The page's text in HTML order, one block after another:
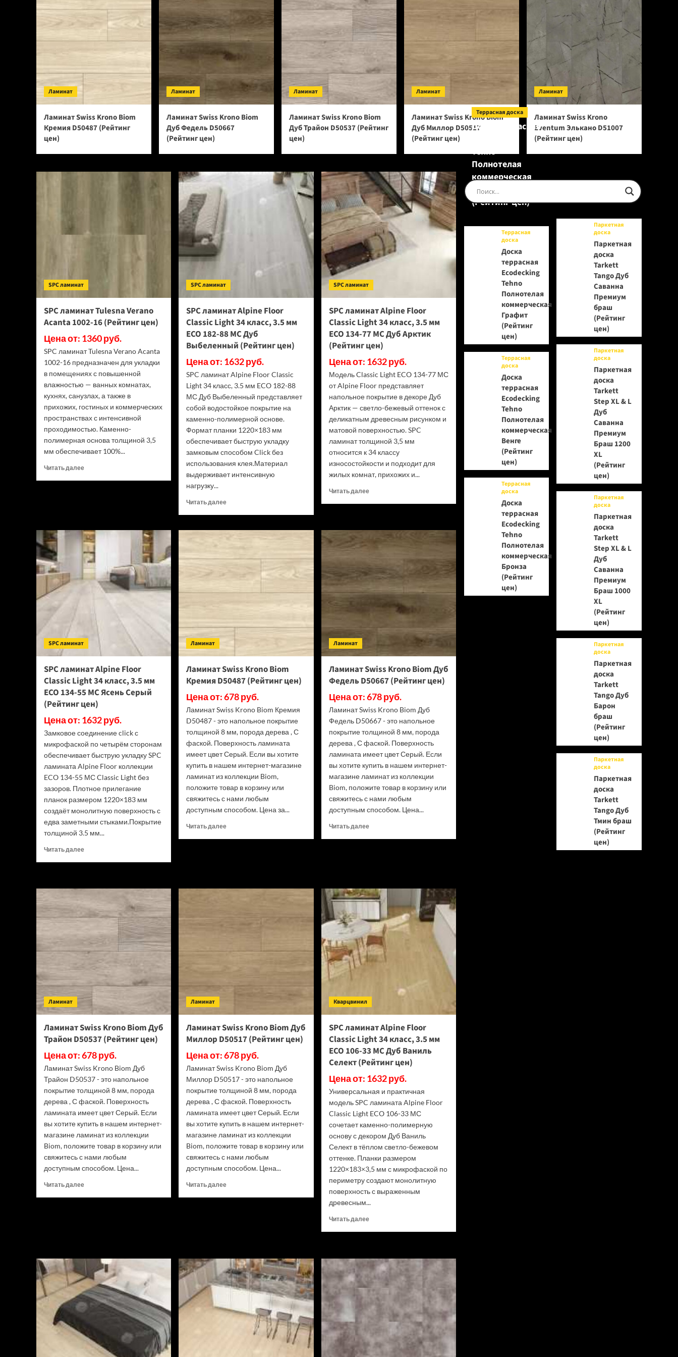
Ламинат
Ламинат Swiss Krono Biom
Кремия D50487 (Рейтинг
цен)
Ламинат
Ламинат Swiss Krono Biom
Дуб Федель D50667
(Рейтинг цен)
Ламинат
Ламинат Swiss Krono Biom
Дуб Трайон D50537 (Рейтинг
цен)
Ламинат
Ламинат Swiss Krono Biom
Дуб Миллор D50517
(Рейтинг цен)
Ламинат
Ламинат Swiss Krono
Eventum Элькано D51007
(Рейтинг цен)
SPC ламинат
SPC ламинат Tulesna Verano
Acanta 1002-16 (Рейтинг цен)
Цена от: 1360 руб.
SPC ламинат Tulesna Verano Acanta
1002-16 предназначен для укладки
в помещениях с повышенной
влажностью — ванных комнатах,
кухнях, санузлах, а также в
прихожих, гостиных и коммерческих
пространствах с интенсивной
проходимостью. Каменно-
полимерная основа толщиной 3,5
мм обеспечивает 100%...
Читать далееПрочитать
Acanta
1002-
16
(Рейтинг
цен)
SPC ламинат
SPC ламинат Alpine Floor
Classic Light 34 класс, 3.5 мм
ECO 182-88 МС Дуб
Выбеленный (Рейтинг цен)
Цена от: 1632 руб.
SPC ламинат Alpine Floor Classic
Light 34 класс, 3.5 мм ECO 182-88
МС Дуб Выбеленный представляет
собой водостойкое покрытие на
каменно-полимерной основе.
Формат планки 1220×183 мм
обеспечивает быструю укладку
замковым способом Click без
использования клея.Материал
выдерживает интенсивную
нагрузку...
Читать далееПрочитать
SPC
ламинат
Floor
ECO
88
Дуб
Выбеленный
(Рейтинг
цен)
SPC ламинат
SPC ламинат Alpine Floor
Classic Light 34 класс, 3.5 мм
ECO 134-77 МС Дуб Арктик
(Рейтинг цен)
Цена от: 1632 руб.
Модель Classic Light ECO 134-77 МС
от Alpine Floor представляет
напольное покрытие в декоре Дуб
Арктик — светло-бежевый оттенок с
деликатным древесным рисунком и
матовой поверхностью. SPC
ламинат толщиной 3,5 мм
относится к 34 классу
износостойкости и подходит для
жилых комнат, прихожих и...
Читать далееПрочитать
Alpine
Light
34
3.5
(Рейтинг
цен)
SPC ламинат
SPC ламинат Alpine Floor
Classic Light 34 класс, 3.5 мм
ECO 134-55 МС Ясень Серый
(Рейтинг цен)
Цена от: 1632 руб.
Замковое соединение click с
микрофаской по четырём сторонам
обеспечивает быструю укладку SPC
ламината Alpine Floor коллекции
ECO 134-55 МС Classic Light без
зазоров. Плотное прилегание
планок размером 1220×183 мм
создаёт монолитную поверхность с
едва заметными стыками.Покрытие
толщиной 3.5 мм...
Читать далееПрочитать
Classic
класс,
3.5
МС
Ясень
(Рейтинг
цен)
Ламинат
Ламинат Swiss Krono Biom
Кремия D50487 (Рейтинг цен)
Цена от: 678 руб.
Ламинат Swiss Krono Biom Кремия
D50487 - это напольное покрытие
толщиной 8 мм, порода дерева , С
фаской. Поверхность ламината
имеет цвет Серый. Если вы хотите
купить в нашем интернет-магазине
ламинат из коллекции Biom,
положите товар в корзину или
свяжитесь с нами любым
доступным способом. Цена за...
Читать далееПрочитать
D50487
Ламинат
Ламинат Swiss Krono Biom Дуб
Федель D50667 (Рейтинг цен)
Цена от: 678 руб.
Ламинат Swiss Krono Biom Дуб
Федель D50667 - это напольное
покрытие толщиной 8 мм, порода
дерева , С фаской. Поверхность
ламината имеет цвет Серый. Если
вы хотите купить в нашем интернет-
магазине ламинат из коллекции
Biom, положите товар в корзину или
свяжитесь с нами любым
доступным способом. Цена...
Читать далееПрочитать
Дуб
Федель
D50667
(Рейтинг
цен)
Ламинат
Ламинат Swiss Krono Biom Дуб
Трайон D50537 (Рейтинг цен)
Цена от: 678 руб.
Ламинат Swiss Krono Biom Дуб
Трайон D50537 - это напольное
покрытие толщиной 8 мм, порода
дерева , С фаской. Поверхность
ламината имеет цвет Серый. Если
вы хотите купить в нашем интернет-
магазине ламинат из коллекции
Biom, положите товар в корзину или
свяжитесь с нами любым
доступным способом. Цена...
Читать далееПрочитать
Трайон
D50537
(Рейтинг
цен)
Ламинат
Ламинат Swiss Krono Biom Дуб
Миллор D50517 (Рейтинг цен)
Цена от: 678 руб.
Ламинат Swiss Krono Biom Дуб
Миллор D50517 - это напольное
покрытие толщиной 8 мм, порода
дерева , С фаской. Поверхность
ламината имеет цвет Серый. Если
вы хотите купить в нашем интернет-
магазине ламинат из коллекции
Biom, положите товар в корзину или
свяжитесь с нами любым
доступным способом. Цена...
Читать далееПрочитать
Миллор
D50517
(Рейтинг
цен)
Кварцвинил
SPC ламинат Alpine Floor
Classic Light 34 класс, 3.5 мм
ECO 106-33 МС Дуб Ваниль
Селект (Рейтинг цен)
Цена от: 1632 руб.
Универсальная и практичная
модель SPC ламината Alpine Floor
Classic Light ECO 106-33 МС
сочетает каменно-полимерную
основу с декором Дуб Ваниль
Селект в тёплом светло-бежевом
оттенке. Планки размером
1220×183×3,5 мм с микрофаской по
периметру создают монолитную
поверхность с выраженным
древесным...
Читать далееПрочитать
Alpine
Floor
Classic
34
мм
ECO
Террасная доска
Доска террасная
Tehno
Полнотелая
коммерческая
Шоколад
(Рейтинг цен)
Террасная
доска
Доска
террасная
Ecodecking
Tehno
Полнотелая
коммерческая
Графит
(Рейтинг
цен)
Террасная
доска
Доска
террасная
Ecodecking
Tehno
Полнотелая
коммерческая
Венге
(Рейтинг
цен)
Террасная
доска
Доска
террасная
Ecodecking
Tehno
Полнотелая
коммерческая
Бронза
(Рейтинг
цен)
Паркетная
доска
Паркетная
доска
Tarkett
Tango Дуб
Саванна
Премиум
браш
(Рейтинг
цен)
Паркетная
доска
Паркетная
доска
Tarkett
Step XL & L
Дуб
Саванна
Премиум
Браш 1200
XL
(Рейтинг
цен)
Паркетная
доска
Паркетная
доска
Tarkett
Step XL & L
Дуб
Саванна
Премиум
Браш 1000
XL
(Рейтинг
цен)
Паркетная
доска
Паркетная
доска
Tarkett
Tango Дуб
Барон
браш
(Рейтинг
цен)
Паркетная
доска
Паркетная
доска
Tarkett
Tango Дуб
Тмин браш
(Рейтинг
цен)